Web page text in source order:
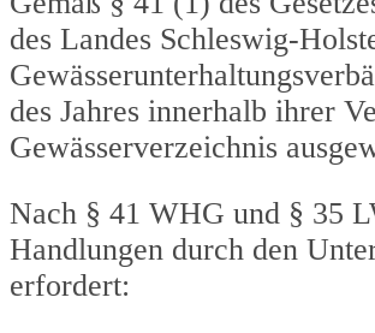
des Landes Schleswig-
des Jahres innerhalb ihrer
Gewässerverzeichnis
Nach § 41 WHG und § 35
Handlungen durch den
erfordert: